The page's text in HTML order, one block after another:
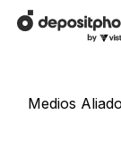
Medios